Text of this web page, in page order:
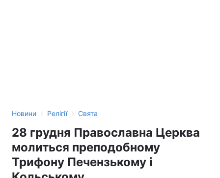
Новини › Релігії › Свята
28 грудня Православна Церква
молиться преподобному
Трифону Печензькому і